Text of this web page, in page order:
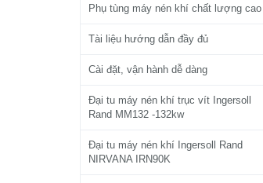
Phụ tùng máy nén khí chất lượng cao
Tài liệu hướng dẫn đầy đủ
Cài đặt, vận hành dễ dàng
Đại tu máy nén khí trục vít Ingersoll
Rand MM132 -132kw
Đại tu máy nén khí Ingersoll Rand
NIRVANA IRN90K